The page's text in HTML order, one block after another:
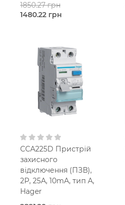
1850.27 грн
1480.22 грн
Ампер
мод.
30 мА
400V AC
CCA225D Пристрій
захисного
відключення (ПЗВ),
2Р, 25А, 10mA, тип А,
Hager